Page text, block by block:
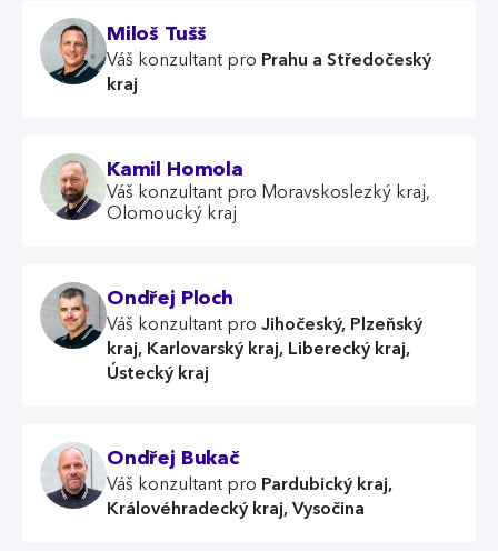
Miloš Tušš
Váš konzultant pro Prahu a Středočeský
kraj
Kamil Homola
Váš konzultant pro Moravskoslezký kraj,
Olomoucký kraj
Ondřej Ploch
Váš konzultant pro Jihočeský, Plzeňský
kraj, Karlovarský kraj, Liberecký kraj,
Ústecký kraj
Ondřej Bukač
Váš konzultant pro Pardubický kraj,
Královéhradecký kraj, Vysočina